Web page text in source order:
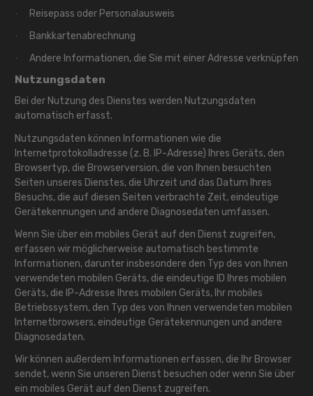
· Reisepass oder Personalausweis
· Bankkartenabrechnung
· Andere Informationen, die Sie mit einer Adresse verknüpfen
Nutzungsdaten
Bei der Nutzung des Dienstes werden Nutzungsdaten
automatisch erfasst.
Nutzungsdaten können Informationen wie die
Internetprotokolladresse (z. B. IP-Adresse) Ihres Geräts, den
Browsertyp, die Browserversion, die von Ihnen besuchten
Seiten unseres Dienstes, die Uhrzeit und das Datum Ihres
Besuchs, die auf diesen Seiten verbrachte Zeit, eindeutige
Gerätekennungen und andere Diagnosedaten umfassen.
Wenn Sie über ein mobiles Gerät auf den Dienst zugreifen,
erfassen wir möglicherweise automatisch bestimmte
Informationen, darunter insbesondere den Typ des von Ihnen
verwendeten mobilen Geräts, die eindeutige ID Ihres mobilen
Geräts, die IP-Adresse Ihres mobilen Geräts, Ihr mobiles
Betriebssystem, den Typ des von Ihnen verwendeten mobilen
Internetbrowsers, eindeutige Gerätekennungen und andere
Diagnosedaten.
Wir können außerdem Informationen erfassen, die Ihr Browser
sendet, wenn Sie unseren Dienst besuchen oder wenn Sie über
ein mobiles Gerät auf den Dienst zugreifen.